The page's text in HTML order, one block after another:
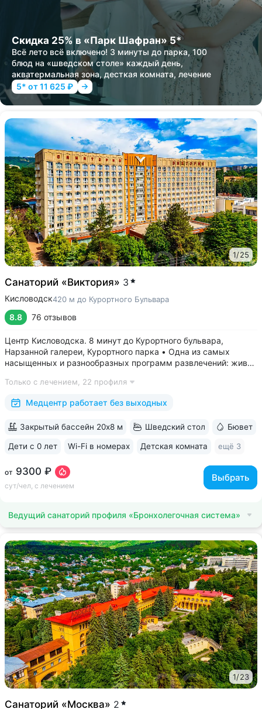
Скидка 25% в «Парк Шафран» 5*
Всё лето всё включено! 3 минуты до парка, 100
блюд на «шведском столе» каждый день,
акватермальная зона, десткая комната, лечение
5* от 11 625 ₽
1/25
Санаторий «Виктория» 3
Кисловодск420 м до Курортного Бульвара
8.8 76 отзывов
Центр Кисловодска. 8 минут до Курортного бульвара,
Нарзанной галереи, Курортного парка • Одна из самых
насыщенных и разнообразных программ развлечений: живая
стендап, мастер-классы по рисованию «эбру» и танцам
(бачата, восточные танцы)....
Только с лечением, 22 профиля
Медцентр работает без выходных
от 9300 ₽
сут/чел, с лечением
Выбрать
Закрытый бассейн 20х8 м Шведский стол Бювет
Дети с 0 лет Wi-Fi в номерах Детская комната ещё 3
Ведущий санаторий профиля «Бронхолегочная система»
1/23
Санаторий «Москва» 2